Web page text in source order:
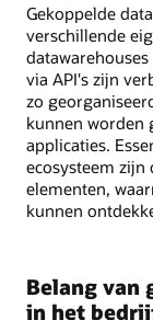
Gekoppelde
verschillende
via API's zijn
zo
kunnen worden
applicaties.
ecosysteem zijn
elementen,
kunnen
Belang van
in het